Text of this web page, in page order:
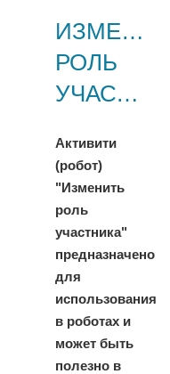
РОЛЬ
УЧАСТНИКА
Активити
(робот)
"Изменить
роль
участника"
предназначено
для
использования
в роботах и
может быть
полезно в